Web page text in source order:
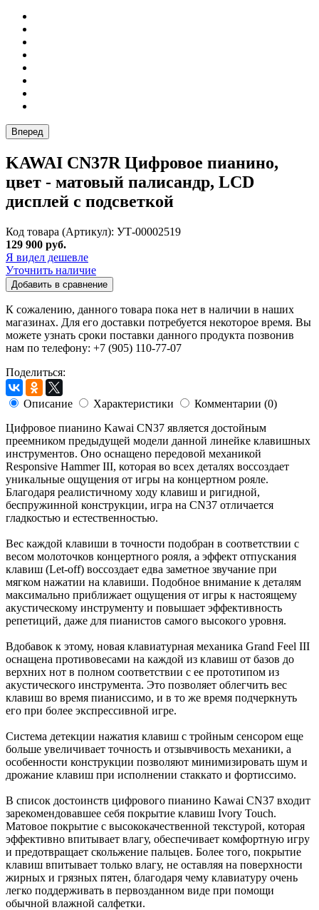
Вперед
KAWAI CN37R Цифровое пианино,
цвет - матовый палисандр, LCD
дисплей с подсветкой
Код товара (Артикул): УТ-00002519
129 900 руб.
Я видел дешевле
Уточнить наличие
Добавить в сравнение
К сожалению, данного товара пока нет в наличии в наших
магазинах. Для его доставки потребуется некоторое время. Вы
можете узнать сроки поставки данного продукта позвонив
нам по телефону: +7 (905) 110-77-07
Поделиться:
Описание Характеристики
Комментарии (0)
Цифровое пианино Kawai CN37 является достойным
преемником предыдущей модели данной линейке клавишных
инструментов. Оно оснащено передовой механикой
Responsive Hammer III, которая во всех деталях воссоздает
уникальные ощущения от игры на концертном рояле.
Благодаря реалистичному ходу клавиш и ригидной,
беспружинной конструкции, игра на CN37 отличается
гладкостью и естественностью.
Вес каждой клавиши в точности подобран в соответствии с
весом молоточков концертного рояля, а эффект отпускания
клавиш (Let-off) воссоздает едва заметное звучание при
мягком нажатии на клавиши. Подобное внимание к деталям
максимально приближает ощущения от игры к настоящему
акустическому инструменту и повышает эффективность
репетиций, даже для пианистов самого высокого уровня.
Вдобавок к этому, новая клавиатурная механика Grand Feel III
оснащена противовесами на каждой из клавиш от базов до
верхних нот в полном соответствии с ее прототипом из
акустического инструмента. Это позволяет облегчить вес
клавиш во время пианиссимо, и в то же время подчеркнуть
его при более экспрессивной игре.
Система детекции нажатия клавиш с тройным сенсором еще
больше увеличивает точность и отзывчивость механики, а
особенности конструкции позволяют минимизировать шум и
дрожание клавиш при исполнении стаккато и фортиссимо.
В список достоинств цифрового пианино Kawai CN37 входит
зарекомендовавшее себя покрытие клавиш Ivory Touch.
Матовое покрытие с высококачественной текстурой, которая
эффективно впитывает влагу, обеспечивает комфортную игру
и предотвращает скольжение пальцев. Более того, покрытие
клавиш впитывает только влагу, не оставляя на поверхности
жирных и грязных пятен, благодаря чему клавиатуру очень
легко поддерживать в первозданном виде при помощи
обычной влажной салфетки.